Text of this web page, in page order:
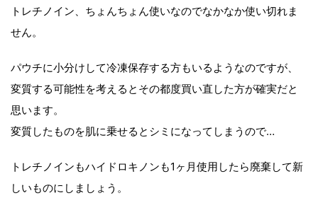
トレチノイン、ちょんちょん使いなのでなかなか使い切れま
せん。
パウチに小分けして冷凍保存する方もいるようなのですが、
変質する可能性を考えるとその都度買い直した方が確実だと
思います。
変質したものを肌に乗せるとシミになってしまうので…
トレチノインもハイドロキノンも1ヶ月使用したら廃棄して新
しいものにしましょう。